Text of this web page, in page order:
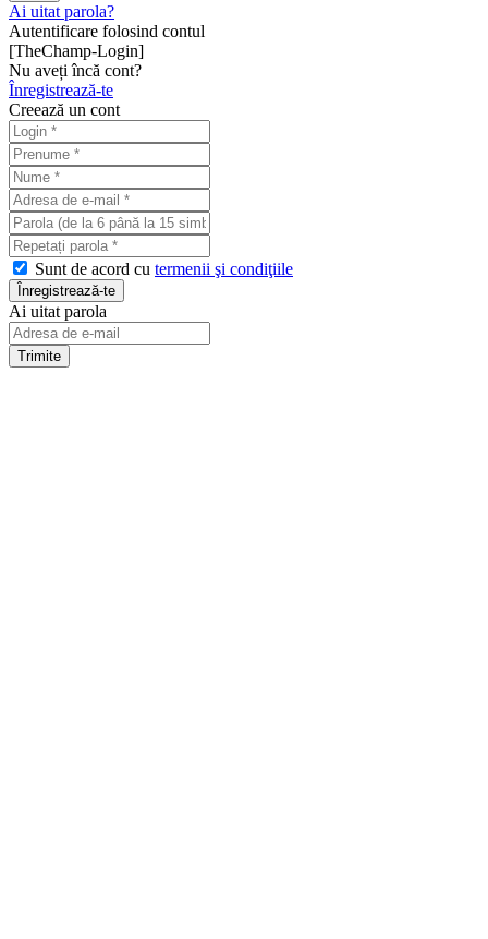
Ai uitat parola?
Autentificare folosind contul
[TheChamp-Login]
Nu aveți încă cont?
Înregistrează-te
Creează un cont
Sunt de acord cu termenii şi condiţiile
Ai uitat parola